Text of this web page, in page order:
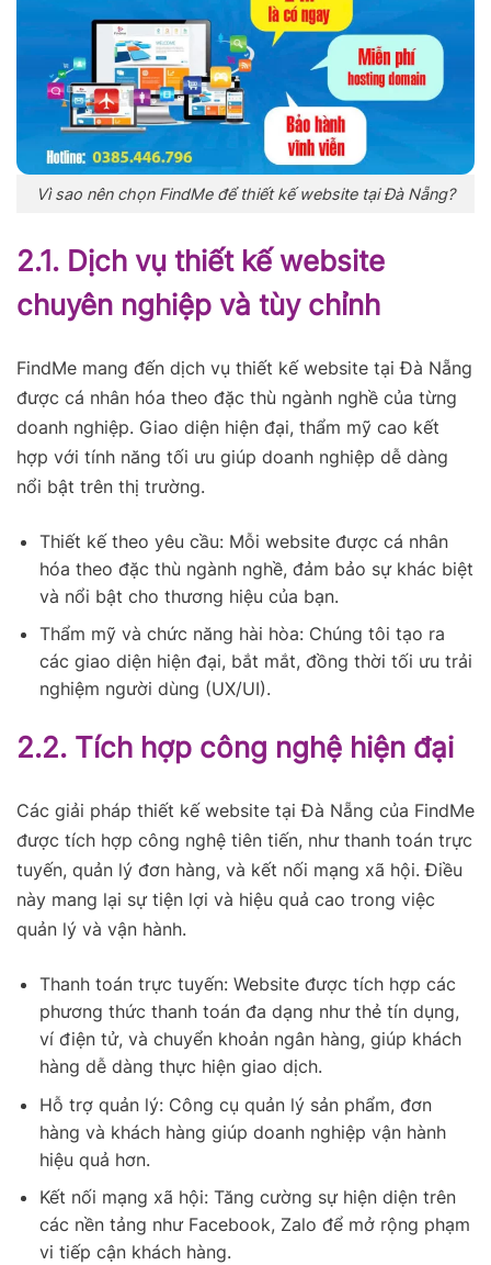
Vì sao nên chọn FindMe để thiết kế website tại Đà Nẵng?
2.1. Dịch vụ thiết kế website
chuyên nghiệp và tùy chỉnh
FindMe mang đến dịch vụ thiết kế website tại Đà Nẵng
được cá nhân hóa theo đặc thù ngành nghề của từng
doanh nghiệp. Giao diện hiện đại, thẩm mỹ cao kết
hợp với tính năng tối ưu giúp doanh nghiệp dễ dàng
nổi bật trên thị trường.
Thiết kế theo yêu cầu: Mỗi website được cá nhân
hóa theo đặc thù ngành nghề, đảm bảo sự khác biệt
và nổi bật cho thương hiệu của bạn.
Thẩm mỹ và chức năng hài hòa: Chúng tôi tạo ra
các giao diện hiện đại, bắt mắt, đồng thời tối ưu trải
nghiệm người dùng (UX/UI).
2.2. Tích hợp công nghệ hiện đại
Các giải pháp thiết kế website tại Đà Nẵng của FindMe
được tích hợp công nghệ tiên tiến, như thanh toán trực
tuyến, quản lý đơn hàng, và kết nối mạng xã hội. Điều
này mang lại sự tiện lợi và hiệu quả cao trong việc
quản lý và vận hành.
Thanh toán trực tuyến: Website được tích hợp các
phương thức thanh toán đa dạng như thẻ tín dụng,
ví điện tử, và chuyển khoản ngân hàng, giúp khách
hàng dễ dàng thực hiện giao dịch.
Hỗ trợ quản lý: Công cụ quản lý sản phẩm, đơn
hàng và khách hàng giúp doanh nghiệp vận hành
hiệu quả hơn.
Kết nối mạng xã hội: Tăng cường sự hiện diện trên
các nền tảng như Facebook, Zalo để mở rộng phạm
vi tiếp cận khách hàng.